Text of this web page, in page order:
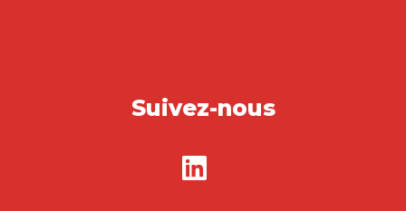
Suivez-nous